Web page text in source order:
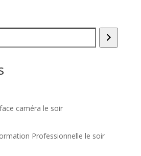
caméra le soir
Professionnelle le soir